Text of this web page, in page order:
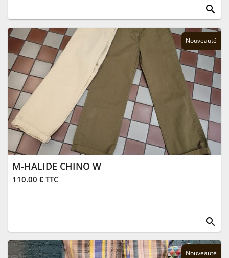
search
Nouveauté
M-HALIDE CHINO W
110.00 € TTC
search
Nouveauté